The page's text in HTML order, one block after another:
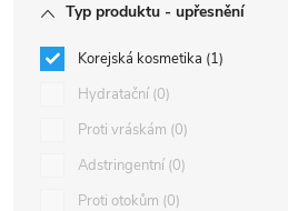
Typ produktu - upřesnění
Korejská kosmetika 1
Hydratační 0
Proti vráskám 0
Adstringentní 0
Proti otokům 0